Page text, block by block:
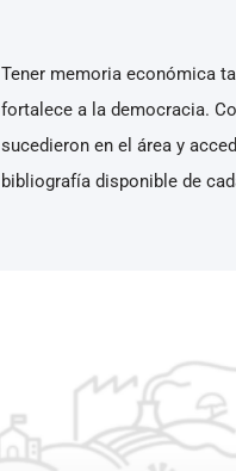
Tener memoria económica
fortalece a la democracia.
sucedieron en el área y
bibliografía disponible de